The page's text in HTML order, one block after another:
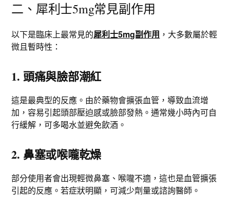
二、犀利士5mg常見副作用
以下是臨床上最常見的犀利士5mg副作用 ，大多數屬於輕
微且暫時性：
1. 頭痛與臉部潮紅
這是最典型的反應。由於藥物會擴張血管，導致血流增
加，容易引起頭部壓迫感或臉部發熱。通常幾小時內可自
行緩解，可多喝水並避免飲酒。
2. 鼻塞或喉嚨乾燥
部分使用者會出現輕微鼻塞、喉嚨不適，這也是血管擴張
引起的反應。若症狀明顯，可減少劑量或諮詢醫師。